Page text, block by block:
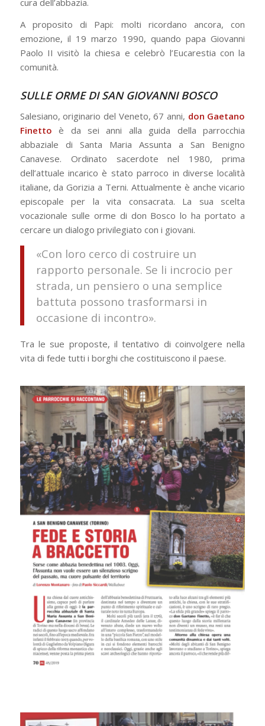
cura dell’abbazia.
A proposito di Papi: molti ricordano ancora, con
emozione, il 19 marzo 1990, quando papa Giovanni
Paolo II visitò la chiesa e celebrò l’Eucarestia con la
comunità.
SULLE ORME DI SAN GIOVANNI BOSCO
Salesiano, originario del Veneto, 67 anni, don Gaetano
Finetto è da sei anni alla guida della parrocchia
abbaziale di Santa Maria Assunta a San Benigno
Canavese. Ordinato sacerdote nel 1980, prima
dell’attuale incarico è stato parroco in diverse località
italiane, da Gorizia a Terni. Attualmente è anche vicario
episcopale per la vita consacrata. La sua scelta
vocazionale sulle orme di don Bosco lo ha portato a
cercare un dialogo privilegiato con i giovani.
«Con loro cerco di costruire un
rapporto personale. Se li incrocio per
strada, un pensiero o una semplice
battuta possono trasformarsi in
occasione di incontro».
Tra le sue proposte, il tentativo di coinvolgere nella
vita di fede tutti i borghi che costituiscono il paese.